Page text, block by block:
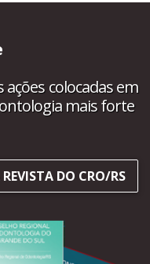
colocadas em
mais forte
DO CRO/RS